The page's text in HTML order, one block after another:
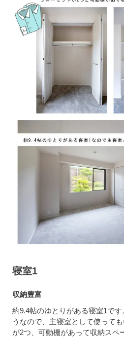
寝室1
収納豊富
約9.4帖のゆとりがある寝室1で
うなので、主寝室として使って
が2つ、可動棚があって収納スペ